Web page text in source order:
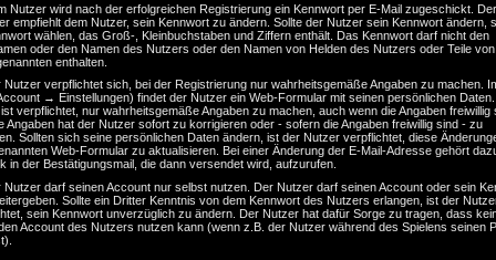
Nutzer wird nach der erfolgreichen Registrierung ein Kennwort per E-Mail zugeschickt. Der
empfiehlt dem Nutzer, sein Kennwort zu ändern. Sollte der Nutzer sein Kennwort ändern,
wählen, das Groß-, Kleinbuchstaben und Ziffern enthält. Das Kennwort darf nicht den
oder den Namen des Nutzers oder den Namen von Helden des Nutzers oder Teile
enthalten.
Nutzer verpflichtet sich, bei der Registrierung nur wahrheitsgemäße Angaben zu machen.
→ Einstellungen) findet der Nutzer ein Web-Formular mit seinen persönlichen
verpflichtet, nur wahrheitsgemäße Angaben zu machen, auch wenn die Angaben freiwillig
Angaben hat der Nutzer sofort zu korrigieren oder - sofern die Angaben freiwillig sind - zu
Sollten sich seine persönlichen Daten ändern, ist der Nutzer verpflichtet, diese
Web-Formular zu aktualisieren. Bei einer Änderung der E-Mail-Adresse gehört
in der Bestätigungsmail, die dann versendet wird, aufzurufen.
Nutzer darf seinen Account nur selbst nutzen. Der Nutzer darf seinen Account oder sein
Sollte ein Dritter Kenntnis von dem Kennwort des Nutzers erlangen, ist der
sein Kennwort unverzüglich zu ändern. Der Nutzer hat dafür Sorge zu tragen, dass
Account des Nutzers nutzen kann (wenn z.B. der Nutzer während des Spielens seinen